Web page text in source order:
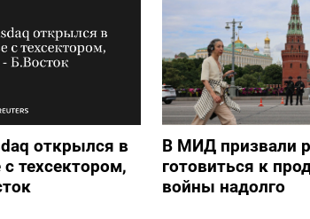
открылся в
техсектором,
В МИД призвали
готовиться к
войны надолго